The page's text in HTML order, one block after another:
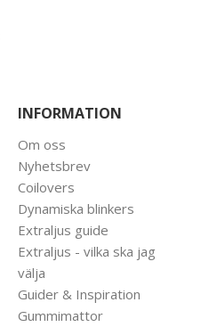
INFORMATION
Om oss
Nyhetsbrev
Coilovers
Dynamiska blinkers
Extraljus guide
Extraljus - vilka ska jag
välja
Guider & Inspiration
Gummimattor